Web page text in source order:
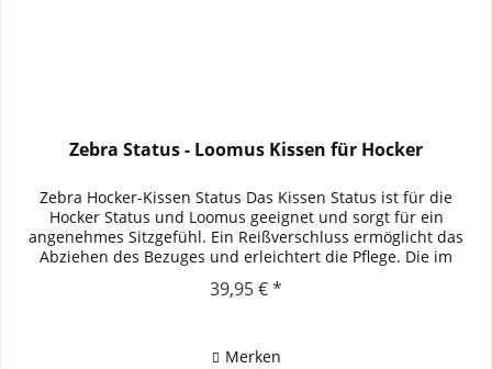
Zebra Status - Loomus Kissen für Hocker
Zebra Hocker-Kissen Status Das Kissen Status ist für die
Hocker Status und Loomus geeignet und sorgt für ein
angenehmes Sitzgefühl. Ein Reißverschluss ermöglicht das
Abziehen des Bezuges und erleichtert die Pflege. Die im
Auswahl-Menü...
39,95 € *
Merken